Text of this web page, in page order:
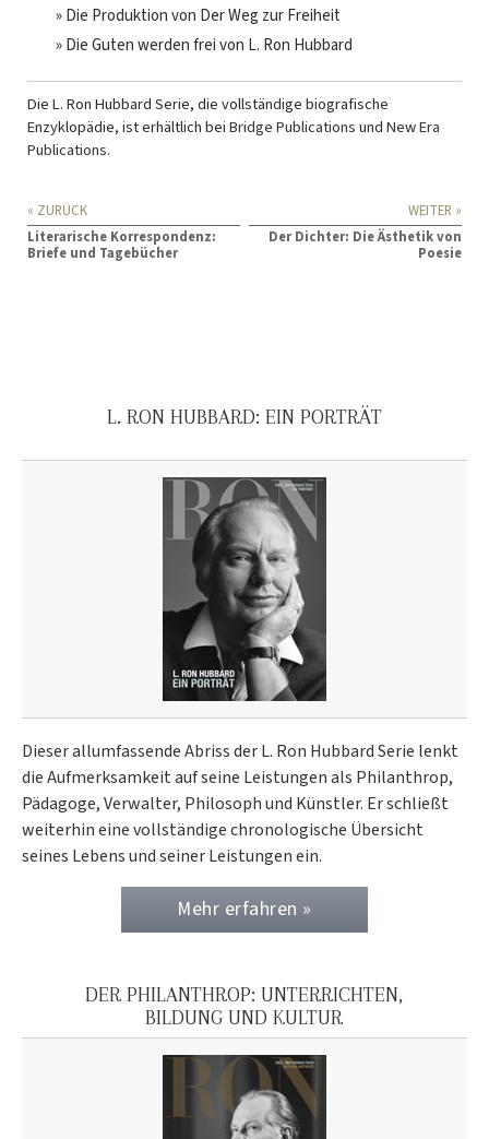
» Die Produktion von Der Weg zur Freiheit
» Die Guten werden frei von L. Ron Hubbard
Die L. Ron Hubbard Serie, die vollständige biografische
Enzyklopädie, ist erhältlich beiBridge PublicationsundNew Era
Publications.
« ZURÜCK
Literarische Korrespondenz:
Briefe und Tagebücher
WEITER »
Der Dichter: Die Ästhetik von
Poesie
L. RON HUBBARD: EIN PORTRÄT
Dieser allumfassende Abriss der L. Ron Hubbard Serie lenkt
die Aufmerksamkeit auf seine Leistungen als Philanthrop,
Pädagoge, Verwalter, Philosoph und Künstler. Er schließt
weiterhin eine vollständige chronologische Übersicht
seines Lebens und seiner Leistungen ein.
Mehr erfahren »
DER PHILANTHROP: UNTERRICHTEN,
BILDUNG UND KULTUR